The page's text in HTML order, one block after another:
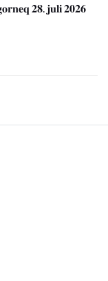
𝟐𝟖. 𝐣𝐮𝐥𝐢 𝟐𝟎𝟐𝟔